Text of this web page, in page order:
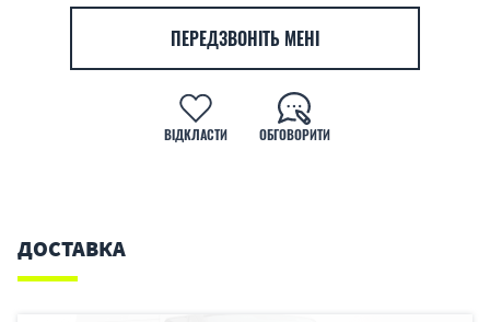
ПЕРЕДЗВОНІТЬ МЕНІ
ВІДКЛАСТИ ОБГОВОРИТИ
ДОСТАВКА